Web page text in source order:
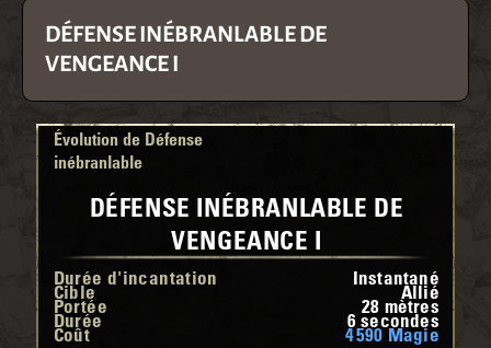
DÉFENSE INÉBRANLABLE DE
VENGEANCE I
Évolution de Défense
inébranlable
DÉFENSE INÉBRANLABLE DE
VENGEANCE I
Durée d'incantation Instantané
Cible Allié
Portée 28 mètres
Durée 6 secondes
Coût 4 590 Magie